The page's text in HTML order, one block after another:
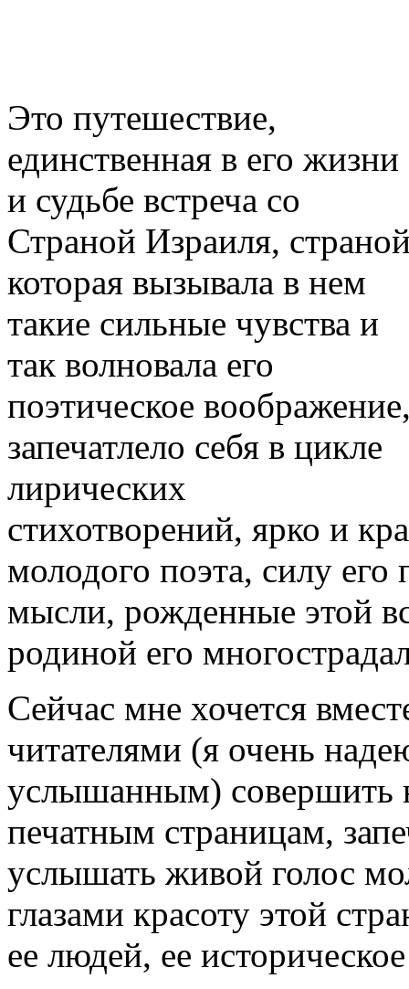
Это путешествие,
единственная в его жизни
и судьбе встреча со
Страной Израиля,
которая вызывала в нем
такие сильные чувства и
так волновала его
поэтическое
запечатлело себя в цикле
лирических
стихотворений, ярко и
молодого поэта, силу его
мысли, рожденные этой
родиной его
Сейчас мне хочется
читателями (я очень
услышанным) совершить
печатным страницам,
услышать живой голос
глазами красоту этой
ее людей, ее